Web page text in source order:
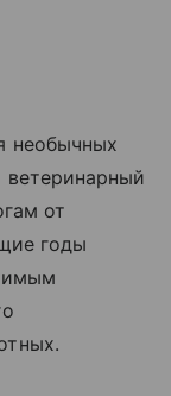
необычных
ветеринарный
от
годы